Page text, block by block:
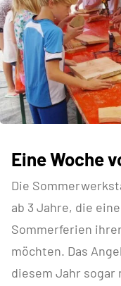
Eine Woche
Die
ab 3 Jahre, die
Sommerferien
möchten. Das
diesem Jahr